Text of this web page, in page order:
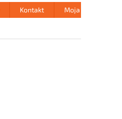
Kontakt Moja objednávka